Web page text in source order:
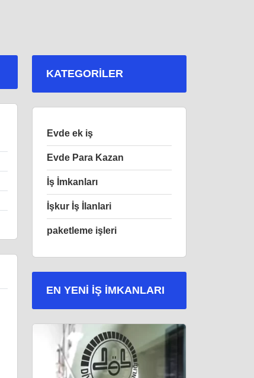
KATEGORILER
Evde ek iş
Evde Para Kazan
İş İmkanları
İşkur İş İlanlari
paketleme işleri
EN YENI İŞ IMKANLARI